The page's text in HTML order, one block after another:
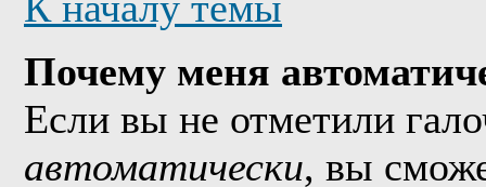
Почему меня
Если вы не отметили
автоматически, вы